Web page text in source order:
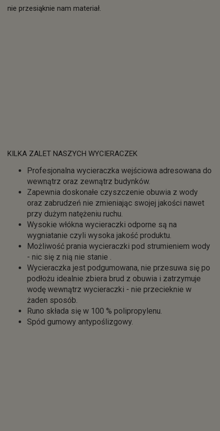
nie przesiąknie nam materiał.
KILKA ZALET NASZYCH WYCIERACZEK
Profesjonalna wycieraczka wejściowa adresowana do
wewnątrz oraz zewnątrz budynków.
Zapewnia doskonałe czyszczenie obuwia z wody
oraz zabrudzeń nie zmieniając swojej jakości nawet
przy dużym natężeniu ruchu.
Wysokie włókna wycieraczki odporne są na
wygniatanie czyli wysoka jakość produktu.
Możliwość prania wycieraczki pod strumieniem wody
- nic się z nią nie stanie .
Wycieraczka jest podgumowana, nie przesuwa się po
podłożu idealnie zbiera brud z obuwia i zatrzymuje
wodę wewnątrz wycieraczki - nie przecieknie w
żaden sposób.
Runo składa się w 100 % polipropylenu.
Spód gumowy antypoślizgowy.